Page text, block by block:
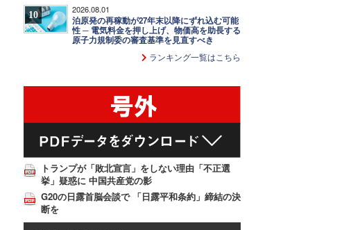
10 2026.08.01
泊原発の再稼動が27年末以降にずれ込む可能
性 ─ 電気料金を押し上げ、物価高を助長する
原子力規制委の審査基準を見直すべき
ランキング一覧はこちら
トランプが「敗北宣言」をしない理由「不正選
挙」疑惑に 中国共産党の影
G20の日露首脳会談で 「日露平和条約」締結の決
断を